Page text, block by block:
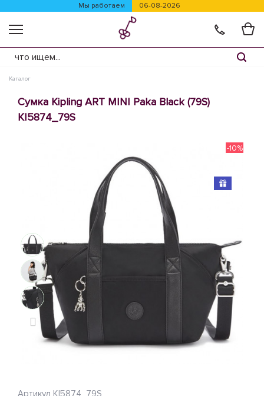
Мы работаем 06-08-2026
Каталог
Сумка Kipling ART MINI Paka Black (79S)
KI5874_79S
-10%
Артикул KI5874_79S